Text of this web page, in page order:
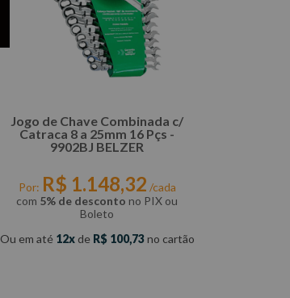
Jogo de Chave Combinada c/
Catraca 8 a 25mm 16 Pçs -
9902BJ BELZER
Por: R$ 1.148,32 /cada
com 5% de desconto no PIX ou
Boleto
Ou em até 12 de R$ 100,73no cartão